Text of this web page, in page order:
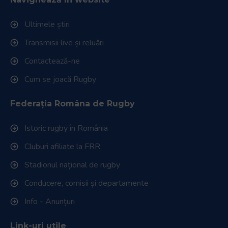
Ultimele știri
Transmisii live și reluări
Contactează-ne
Cum se joacă Rugby
Federația Româna de Rugby
Istoric rugby în România
Cluburi afiliate la FRR
Stadionul național de rugby
Conducere, comisii și departamente
Info - Anunțuri
Link-uri utile